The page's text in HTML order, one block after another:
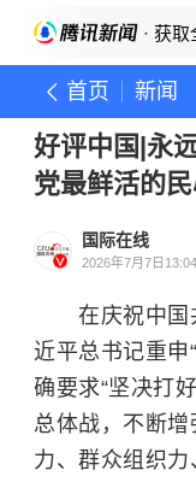
· 获
首页 新闻
好评中国|永
党最鲜活的
国际在线
2026年7月7日13:04
在庆祝中国
近平总书记重申
确要求“坚决打
总体战，不断
力、群众组织力